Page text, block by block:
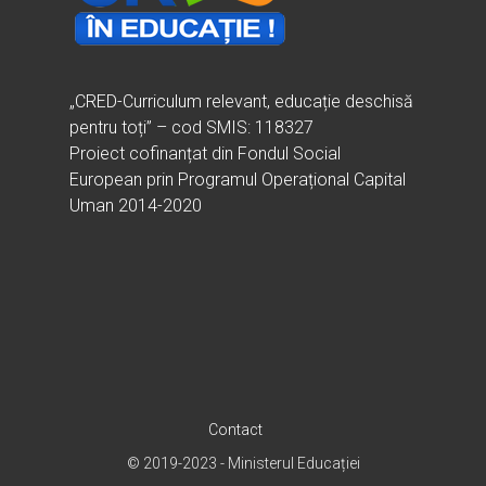
„CRED-Curriculum relevant, educație deschisă
pentru toți” – cod SMIS: 118327
Proiect cofinanțat din Fondul Social
European prin Programul Operațional Capital
Uman 2014-2020
Contact
© 2019-2023 - Ministerul Educației